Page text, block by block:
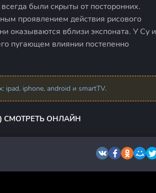
были скрыты от посторонних.
проявлением действия рисового
оказываются вблизи экспоната. У Су и
пугающем влиянии постепенно
ipad, iphone, android и smartTV.
СМОТРЕТЬ ОНЛАЙН